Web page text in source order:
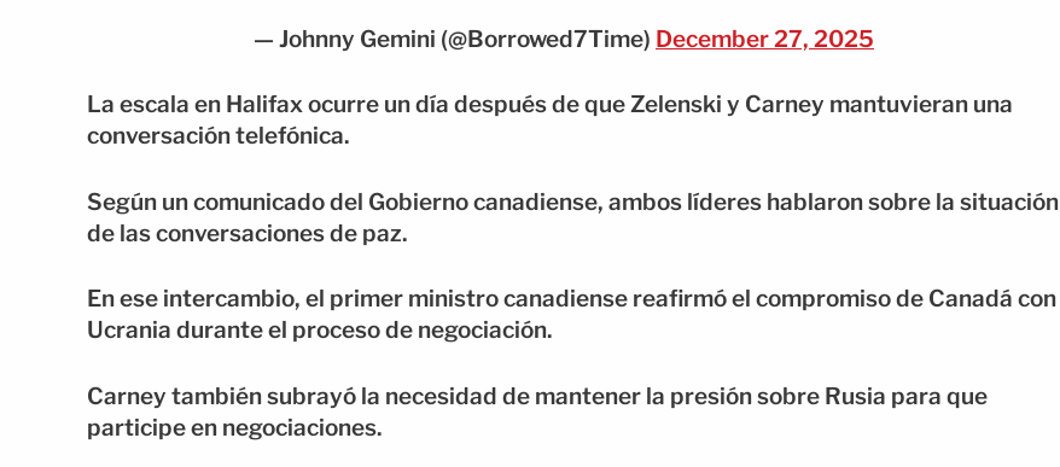
— Johnny Gemini (@Borrowed7Time) December 27, 2025
La escala en Halifax ocurre un día después de que Zelenski y Carney mantuvieran una
conversación telefónica.
Según un comunicado del Gobierno canadiense, ambos líderes hablaron sobre la situación
de las conversaciones de paz.
En ese intercambio, el primer ministro canadiense reafirmó el compromiso de Canadá con
Ucrania durante el proceso de negociación.
Carney también subrayó la necesidad de mantener la presión sobre Rusia para que
participe en negociaciones.